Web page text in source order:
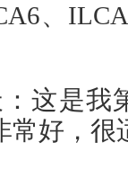
、
：这是
常好，很